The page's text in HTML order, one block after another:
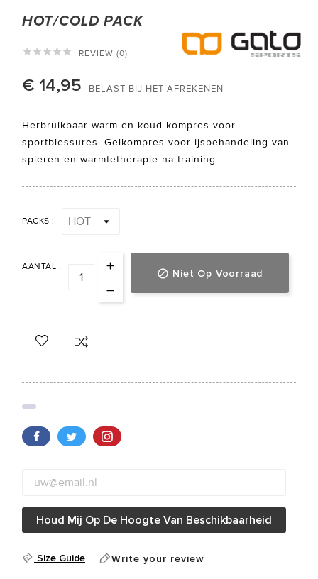
HOT/COLD PACK
     REVIEW (0)
€ 14,95 BELAST BIJ HET AFREKENEN
Herbruikbaar warm en koud kompres voor
sportblessures. Gelkompres voor ijsbehandeling van
spieren en warmtetherapie na training.
PACKS :
AANTAL :
 Niet Op Voorraad
Houd Mij Op De Hoogte Van Beschikbaarheid
Size Guide Write your review